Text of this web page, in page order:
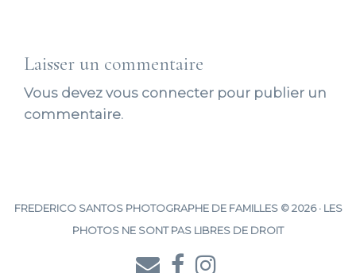
Laisser un commentaire
Vous devez vous connecter pour publier un
commentaire.
FREDERICO SANTOS PHOTOGRAPHE DE FAMILLES © 2026 · LES
PHOTOS NE SONT PAS LIBRES DE DROIT